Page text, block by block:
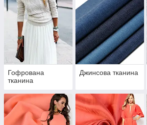
Гофрована
тканина
Джинсова тканина